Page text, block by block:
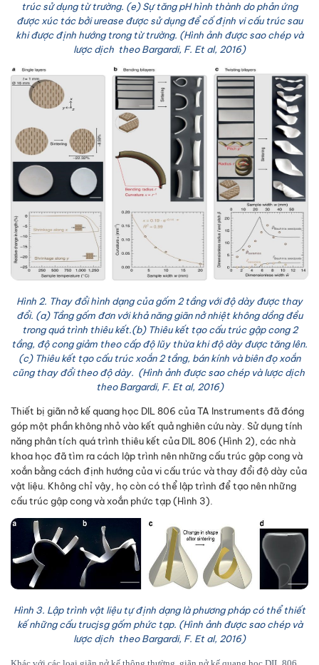
trúc sử dụng từ trường. (e) Sự tăng pH hình thành do phản ứng
được xúc tác bởi urease được sử dụng để cố định vi cấu trúc sau
khi được định hướng trong từ trường. (Hình ảnh được sao chép và
lược dịch theo Bargardi, F. Et al, 2016)
Hình 2. Thay đổi hình dạng của gốm 2 tầng với độ dày được thay
đổi. (a) Tầng gốm đơn với khả năng giãn nở nhiệt không dồng đều
trong quá trình thiêu kết.(b) Thiêu kết tạo cấu trúc gập cong 2
tầng, độ cong giảm theo cấp độ lũy thừa khi độ dày được tăng lên.
(c) Thiêu kết tạo cấu trúc xoắn 2 tầng, bán kính và biên đọ xoắn
cũng thay đổi theo độ dày. (Hình ảnh được sao chép và lược dịch
theo Bargardi, F. Et al, 2016)
Thiết bị giãn nở kế quang học DIL 806 của TA Instruments đã đóng
góp một phần không nhỏ vào kết quả nghiên cứu này. Sử dụng tính
năng phân tích quá trình thiêu kết của DIL 806 (Hình 2), các nhà
khoa học đã tìm ra cách lập trình nên những cấu trúc gập cong và
xoắn bằng cách định hướng của vi cấu trúc và thay đổi độ dày của
vật liệu. Không chỉ vậy, họ còn có thể lập trình để tạo nên những
cấu trúc gập cong và xoắn phức tạp (Hình 3).
Hình 3. Lập trình vật liệu tự định dạng là phương pháp có thể thiết
kế những cấu trucjsg gốm phức tạp. (Hình ảnh được sao chép và
lược dịch theo Bargardi, F. Et al, 2016)